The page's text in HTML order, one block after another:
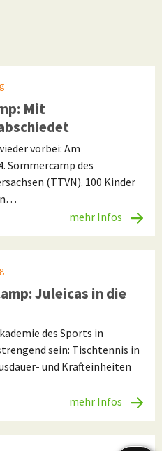
Mit
vorbei: Am
Sommercamp des
(TTVN). 100 Kinder
mehr Infos
Juleicas in die
des Sports in
sein: Tischtennis in
und Krafteinheiten
mehr Infos